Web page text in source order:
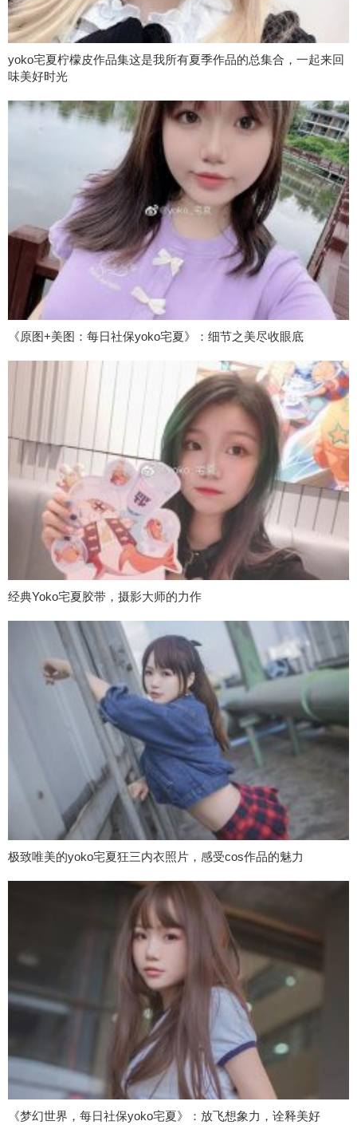
yoko宅夏柠檬皮作品集这是我所有夏季作品的总集合，一起来回
味美好时光
《原图+美图：每日社保yoko宅夏》：细节之美尽收眼底
经典Yoko宅夏胶带，摄影大师的力作
极致唯美的yoko宅夏狂三内衣照片，感受cos作品的魅力
《梦幻世界，每日社保yoko宅夏》：放飞想象力，诠释美好